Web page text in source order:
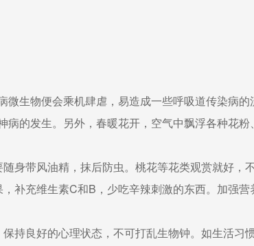
生物便会乘机肆虐，易造成一些呼吸道传染病
的发生。另外，春暖花开，空气中飘浮各种花
带风油精，抹后防虫。桃花等花类观赏就好，
补充维生素C和B，少吃辛辣刺激的东西。加强
良好的心理状态，不可打乱生物钟。如生活习